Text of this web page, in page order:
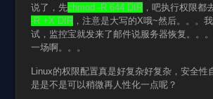
说了，先chmod -R 644 DIR，吧执行权限都
-R +X DIR，注意是大写的X哦~然后。。。
试，监控宝就发来了邮件说服务器恢复。。
一场啊。。。
Linux的权限配置真是好复杂好复杂，安全性
是是不是可以稍微再人性化一点呢？